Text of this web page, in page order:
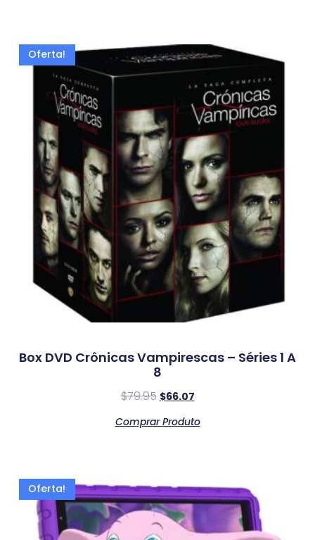
Oferta!
Box DVD Crônicas Vampirescas – Séries 1 A
8
$79.95 $66.07
Comprar Produto
Oferta!